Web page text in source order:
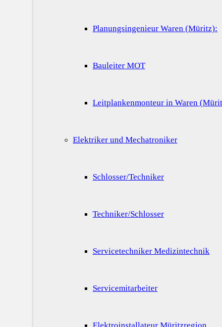
Planungsingenieur Waren (Müritz):
Bauleiter MOT
Leitplankenmonteur in Waren
Elektriker und Mechatroniker
Schlosser/Techniker
Techniker/Schlosser
Servicetechniker Medizintechnik
Servicemitarbeiter